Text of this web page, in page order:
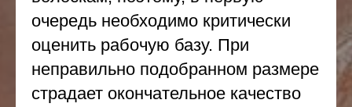
очередь необходимо критически
оценить рабочую базу. При
неправильно подобранном размере
страдает окончательное качество